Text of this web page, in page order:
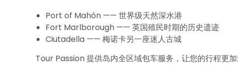
Port of Mahón —— 世界级天然深水港
Fort Marlborough —— 英国殖民时期的历史遗迹
Ciutadella —— 梅诺卡另一座迷人古城
Tour Passion 提供岛内全区域包车服务，让您的行程更加